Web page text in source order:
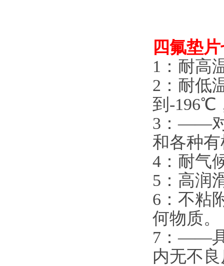
四氟垫
1：耐高
2：耐低
到-196℃
3：——对
和各种
4：耐气
5：高润
6：不粘
何物质。
7：——具
内无不